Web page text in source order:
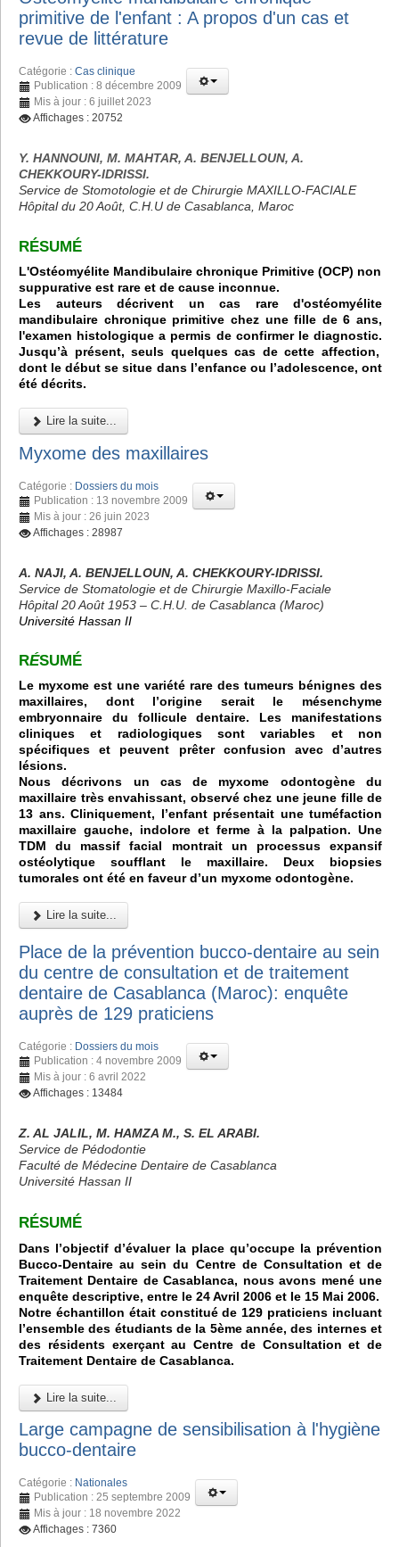
primitive de l'enfant : A propos d'un cas et
revue de littérature
Catégorie : Cas clinique
Publication : 8 décembre 2009
Mis à jour : 6 juillet 2023
Affichages : 20752
Y. HANNOUNI, M. MAHTAR, A. BENJELLOUN, A.
CHEKKOURY-IDRISSI.
Service de Stomotologie et de Chirurgie MAXILLO-FACIALE
Hôpital du 20 Août, C.H.U de Casablanca, Maroc
RÉSUMÉ
L'Ostéomyélite Mandibulaire chronique Primitive (OCP) non
suppurative est rare et de cause inconnue.
Les auteurs décrivent un cas rare d'ostéomyélite
mandibulaire chronique primitive chez une fille de 6 ans,
l'examen histologique a permis de confirmer le diagnostic.
Jusqu’à présent, seuls quelques cas de cette affection,
dont le début se situe dans l’enfance ou l’adolescence, ont
été décrits.
Lire la suite...
Myxome des maxillaires
Catégorie : Dossiers du mois
Publication : 13 novembre 2009
Mis à jour : 26 juin 2023
Affichages : 28987
A. NAJI, A. BENJELLOUN, A. CHEKKOURY-IDRISSI.
Service de Stomatologie et de Chirurgie Maxillo-Faciale
Hôpital 20 Août 1953 – C.H.U. de Casablanca (Maroc)
Université Hassan II
RÉSUMÉ
Le myxome est une variété rare des tumeurs bénignes des
maxillaires, dont l’origine serait le mésenchyme
embryonnaire du follicule dentaire. Les manifestations
cliniques et radiologiques sont variables et non
spécifiques et peuvent prêter confusion avec d’autres
lésions.
Nous décrivons un cas de myxome odontogène du
maxillaire très envahissant, observé chez une jeune fille de
13 ans. Cliniquement, l’enfant présentait une tuméfaction
maxillaire gauche, indolore et ferme à la palpation. Une
TDM du massif facial montrait un processus expansif
ostéolytique soufflant le maxillaire. Deux biopsies
tumorales ont été en faveur d’un myxome odontogène.
Lire la suite...
Place de la prévention bucco-dentaire au sein
du centre de consultation et de traitement
dentaire de Casablanca (Maroc): enquête
auprès de 129 praticiens
Catégorie : Dossiers du mois
Publication : 4 novembre 2009
Mis à jour : 6 avril 2022
Affichages : 13484
Z. AL JALIL, M. HAMZA M., S. EL ARABI.
Service de Pédodontie
Faculté de Médecine Dentaire de Casablanca
Université Hassan II
RÉSUMÉ
Dans l’objectif d’évaluer la place qu’occupe la prévention
Bucco-Dentaire au sein du Centre de Consultation et de
Traitement Dentaire de Casablanca, nous avons mené une
enquête descriptive, entre le 24 Avril 2006 et le 15 Mai 2006.
Notre échantillon était constitué de 129 praticiens incluant
l’ensemble des étudiants de la 5ème année, des internes et
des résidents exerçant au Centre de Consultation et de
Traitement Dentaire de Casablanca.
Lire la suite...
Large campagne de sensibilisation à l'hygiène
bucco-dentaire
Catégorie : Nationales
Publication : 25 septembre 2009
Mis à jour : 18 novembre 2022
Affichages : 7360